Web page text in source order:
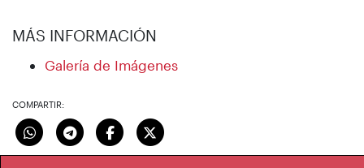
MÁS INFORMACIÓN
Galería de Imágenes
COMPARTIR: